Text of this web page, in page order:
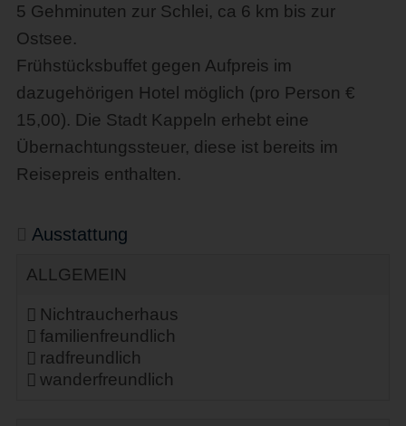
5 Gehminuten zur Schlei, ca 6 km bis zur
Ostsee.
Frühstücksbuffet gegen Aufpreis im
dazugehörigen Hotel möglich (pro Person €
15,00). Die Stadt Kappeln erhebt eine
Übernachtungssteuer, diese ist bereits im
Reisepreis enthalten.
Ausstattung
ALLGEMEIN
Nichtraucherhaus
familienfreundlich
radfreundlich
wanderfreundlich